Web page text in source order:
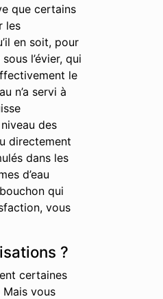
que certains
les
en soit, pour
l’évier, qui
le
n’a servi à
des
directement
dans les
d’eau
qui
vous
?
certaines
vous